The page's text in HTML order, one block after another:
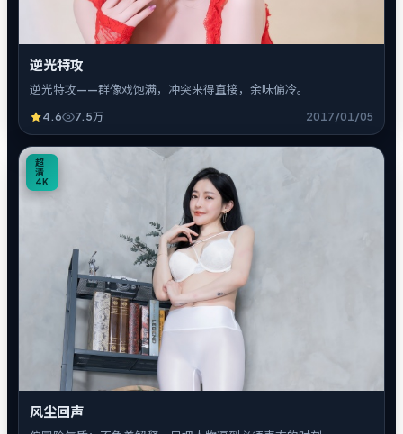
逆光特攻
逆光特攻——群像戏饱满，冲突来得直接，余味偏冷。
4.6 7.5万 2017/01/05
超
清
4K
风尘回声